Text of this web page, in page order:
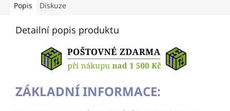
Popis Diskuze
Detailní popis produktu
ZÁKLADNÍ INFORMACE: